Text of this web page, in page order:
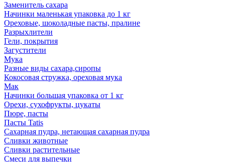
Заменитель сахара
Начинки маленькая упаковка до 1 кг
Ореховые, шоколадные пасты, пралине
Разрыхлители
Гели, покрытия
Загустители
Мука
Разные виды сахара,сиропы
Кокосовая стружка, ореховая мука
Мак
Начинки большая упаковка от 1 кг
Орехи, сухофрукты, цукаты
Пюре, пасты
Пасты Tatis
Сахарная пудра, нетающая сахарная пудра
Сливки животные
Сливки растительные
Смеси для выпечки